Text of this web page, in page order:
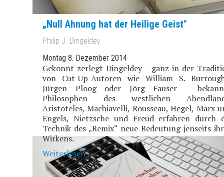
„Null Ahnung hat der Heilige Geist"
Philip J. Dingeldey
Montag 8. Dezember 2014
Gekonnt zerlegt Dingeldey – ganz in der
von Cut-Up-Autoren wie William S.
Jürgen Ploog oder Jörg Fauser –
Philosophen des westlichen
Aristoteles, Machiavelli, Rousseau, Hegel, Marx
Engels, Nietzsche und Freud erfahren durch
Technik des „Remix“ neue Bedeutung jenseits
Wirkens.
Weiterlesen